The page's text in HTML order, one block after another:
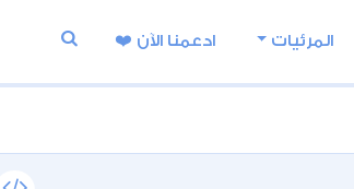
المرئيات ادعمنا اﻵن ❤️